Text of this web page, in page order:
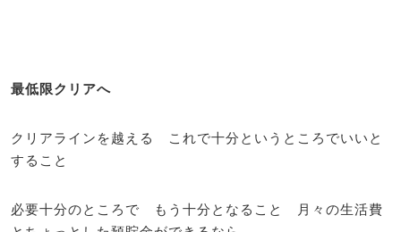
最低限クリアへ
クリアラインを越える これで十分というところでいいと
すること
必要十分のところで もう十分となること 月々の生活費